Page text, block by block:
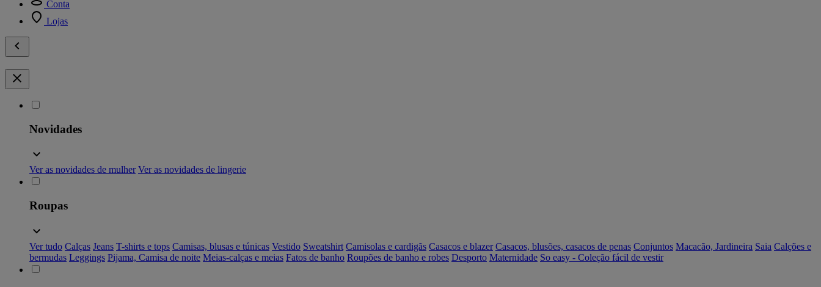
Conta
Lojas
Novidades
Ver as novidades de mulher Ver as novidades de lingerie
Roupas
Ver tudo Calças Jeans T-shirts e tops Camisas, blusas e túnicas Vestido Sweatshirt Camisolas e cardigãs Casacos e blazer Casacos, blusões, casacos de penas Conjuntos Macacão, Jardineira Saia Calções e
bermudas Leggings Pijama, Camisa de noite Meias-calças e meias Fatos de banho Roupões de banho e robes Desporto Maternidade So easy - Coleção fácil de vestir